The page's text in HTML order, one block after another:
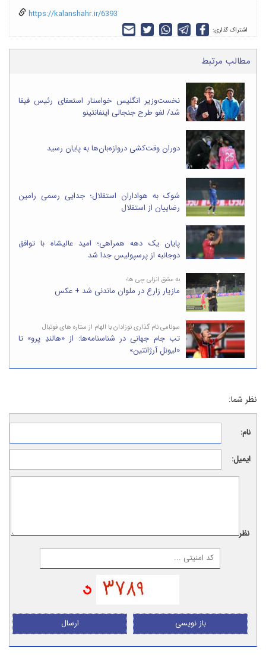
https://kalanshahr.ir/6393
اشتراک گذاری:
مطالب مرتبط
نخست‌وزیر انگلیس خواستار استعفای رئیس فیفا
شد/ لغو طرح جنجالی اینفانتینو
دوران وقت‌کشی دروازه‌بان‌ها به پایان رسید
شوک به هواداران استقلال؛ جدایی رسمی رامین
رضاییان از استقلال
پایان یک دهه همراهی؛ امید عالیشاه با توافق
دوجانبه از پرسپولیس جدا شد
به عشق انزلی چی ها؛
مازیار زارع در ملوان ماندنی شد + عکس
سونامی نام گذاری نوزادان با الهام از ستاره های فوتبال
تب جام جهانی در شناسنامه‌ها: از «هالندِ پرو» تا
«لیونلِ آرژانتین»
نظر شما:
نام:
ایمیل:
نظر:
ارسال باز نویسی